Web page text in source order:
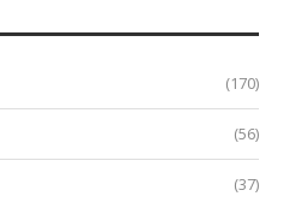
(170)
(56)
(37)